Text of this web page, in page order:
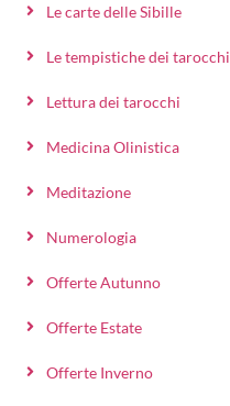
Le carte delle Sibille
Le tempistiche dei tarocchi
Lettura dei tarocchi
Medicina Olinistica
Meditazione
Numerologia
Offerte Autunno
Offerte Estate
Offerte Inverno